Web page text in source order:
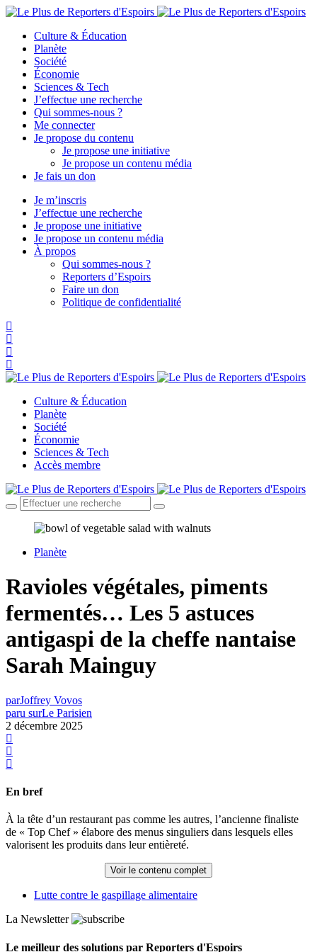
Culture & Éducation
Planète
Société
Économie
Sciences & Tech
J’effectue une recherche
Qui sommes-nous ?
Me connecter
Je propose du contenu
Je propose une initiative
Je propose un contenu média
Je fais un don
Je m’inscris
J’effectue une recherche
Je propose une initiative
Je propose un contenu média
À propos
Qui sommes-nous ?
Reporters d’Espoirs
Faire un don
Politique de confidentialité
Culture & Éducation
Planète
Société
Économie
Sciences & Tech
Accès membre
Planète
Ravioles végétales, piments
fermentés… Les 5 astuces
antigaspi de la cheffe nantaise
Sarah Mainguy
parJoffrey Vovos
paru surLe Parisien
2 décembre 2025
En bref
À la tête d’un restaurant pas comme les autres, l’ancienne finaliste
de « Top Chef » élabore des menus singuliers dans lesquels elles
valorisent les produits dans leur entièreté.
Voir le contenu complet
Lutte contre le gaspillage alimentaire
La Newsletter
Le meilleur des solutions par Reporters d'Espoirs